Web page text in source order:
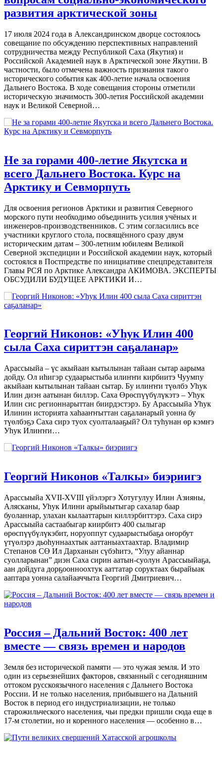
развития арктической зоны
17 июля 2024 года в Александринском дворце состоялось
совещание по обсуждению перспективных направлений
сотрудничества между Республикой Саха (Якутия) и
Российской Академией наук в Арктической зоне Якутии. В
частности, было отмечена важность признания такого
исторического события как 400-летие начала освоения
Дальнего Востока. В ходе совещания стороны отметили
историческую значимость 300-летия Российской академии
наук и Великой Северной…
Не за горами 400-летие Якутска и
всего Дальнего Востока. Курс на
Арктику и Севморпуть
Для освоения регионов Арктики и развития Северного
морского пути необходимо объединить усилия учёных и
инженеров-производственников. С этим согласились все
участники круглого стола, посвящённого сразу двум
историческим датам – 300-летним юбилеям Великой
Северной экспедиции и Российской академии наук, который
состоялся в Постпредстве по инициативе спецпредставителя
Главы РСЯ по Арктике Александра АКИМОВА. ЭКСПЕРТЫ
ОБСУДИЛИ БУДУЩЕЕ АРКТИКИ И…
Георгий Никонов: «Уһук Илин 400
сыла Саха сириттэн саҕаланар»
Арассыыйа – үс акыйаан кытылынан тайаан сытар аарыма
дойду. Ол иһигэр судаарыстыба илиҥҥи кирбиитэ Чуумпу
акыйаан кытылы­нан тайаан сытар. Бу илиҥҥи түөлбэ Уһук
Илин диэн аатынан биллэр. Саха Өрөспүүбүлүкэтэ – Уһук
Илин сис регионнарыттан биирдэстэрэ. Бу Арассыыйа Уһук
Илинин историята ха­һааҥҥыттан саҕаланарый уонна бу
түөлбэҕэ Саха сирэ туох суолталааҕый? Ол туһунан өр кэмҥэ
Уһук Илиҥҥи…
Георгий Никонов «Талкы» биэриигэ
Арассыыйа XVII-XVIII үйэлэргэ Хотугулуу Илин Азияны,
Алясканы, Уһук Илини арыйыытыгар сахалар баар
буоланнар, улахан кылааттарын киллэрбиттэрэ. Саха сирэ
Арассыыйа састаабыгар киирбитэ 400 сылыгар
өрөспүүбүлүкэбит, норуоппут судаарыстыбаҕа оҥорбут
үтүөлэрэ дьоһуннаахтык ааттаныахтаахтар. Владимир
Степанов СӨ Ил Дарханын сүбэһитэ, “Улуу айаннар
суолларынан” диэн Саха сирин аатын-суолун Арассыыйаҕа,
аан дойдуга дорҕоонноохтук ааттатар соруктаах бырайыак
ааптара уонна салайааччыта Георгий Дмитриевич…
Россия – Дальний Восток: 400 лет
вместе — связь времен и народов
Земля без исторической памяти — это чужая земля. И это
один из серьезнейших факторов, связанный с сегодняшним
оттоком русскоязычного населения с Дальнего Востока
России. И не только населения, прибывшего на Дальний
Восток в период его индустриализации, не только
старожильческого населения, чьи предки пришли сюда еще в
17-м столетии, но и коренного населения — особенно в…